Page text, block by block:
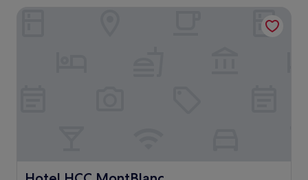
de
261 €
Hotel HCC MontBlanc